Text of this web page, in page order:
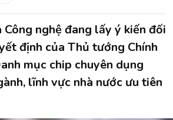
Công nghệ đang lấy ý kiến đối
định của Thủ tướng Chính
mục chip chuyên dụng
lĩnh vực nhà nước ưu tiên